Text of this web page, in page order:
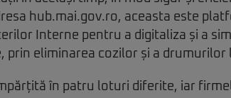
hub.mai.gov.ro, aceasta este
Interne pentru a digitaliza și a
prin eliminarea cozilor și a drumurilor
în patru loturi diferite, iar